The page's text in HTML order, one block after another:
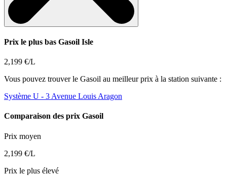
Prix le plus bas Gasoil Isle
2,199 €/L
Vous pouvez trouver le Gasoil au meilleur prix à la station suivante :
Système U - 3 Avenue Louis Aragon
Comparaison des prix Gasoil
Prix moyen
2,199 €/L
Prix le plus élevé